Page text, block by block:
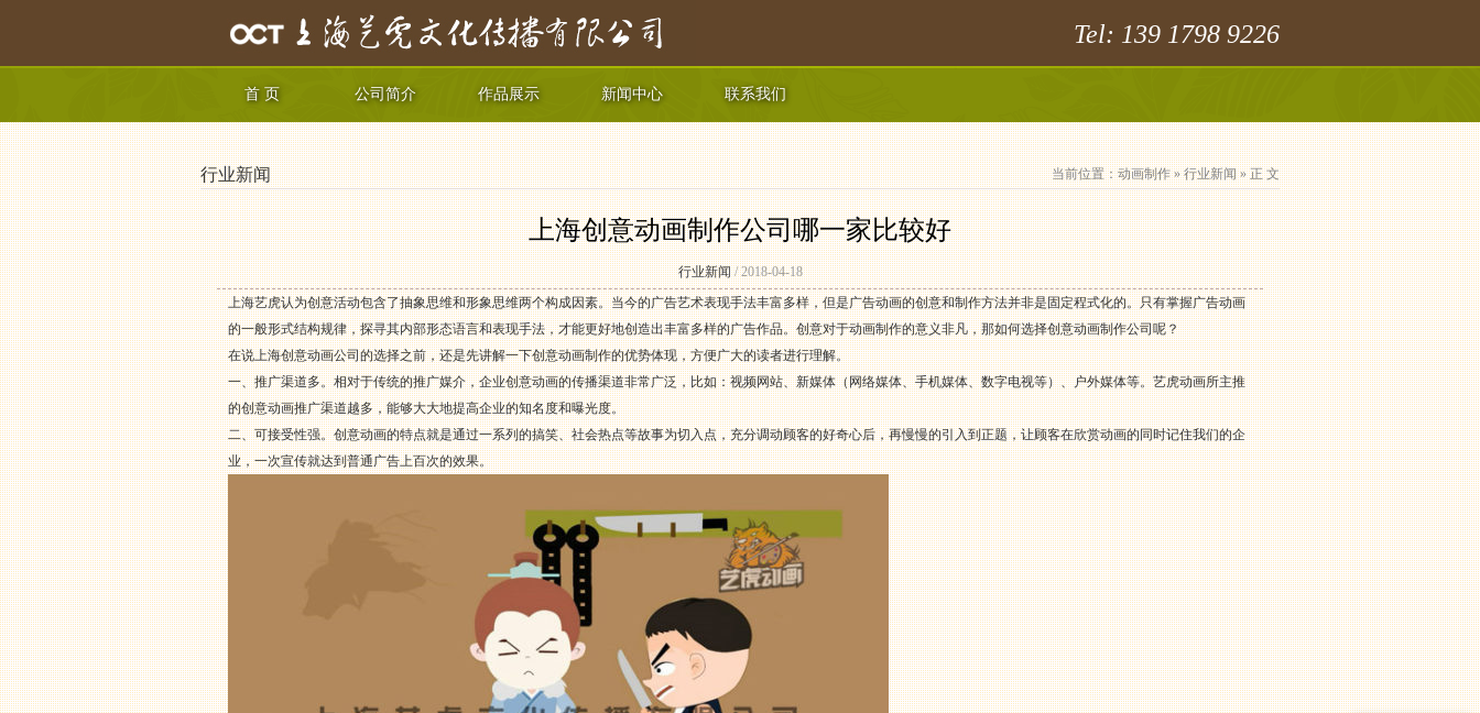
Tel: 139 1798 9226
首 页 公司简介 作品展示 新闻中心 联系我们
当前位置：动画制作»行业新闻» 正 文
行业新闻
上海创意动画制作公司哪一家比较好
行业新闻/ 2018-04-18
上海艺虎认为创意活动包含了抽象思维和形象思维两个构成因素。当今的广告艺术表现手法丰富多样，但是广告动画的创意和制作方法并非是固定程式化的。只有掌握广告动画
的一般形式结构规律，探寻其内部形态语言和表现手法，才能更好地创造出丰富多样的广告作品。创意对于动画制作的意义非凡，那如何选择创意动画制作公司呢？
在说上海创意动画公司的选择之前，还是先讲解一下创意动画制作的优势体现，方便广大的读者进行理解。
一、推广渠道多。相对于传统的推广媒介，企业创意动画的传播渠道非常广泛，比如：视频网站、新媒体（网络媒体、手机媒体、数字电视等）、户外媒体等。艺虎动画所主推
的创意动画推广渠道越多，能够大大地提高企业的知名度和曝光度。
二、可接受性强。创意动画的特点就是通过一系列的搞笑、社会热点等故事为切入点，充分调动顾客的好奇心后，再慢慢的引入到正题，让顾客在欣赏动画的同时记住我们的企
业，一次宣传就达到普通广告上百次的效果。